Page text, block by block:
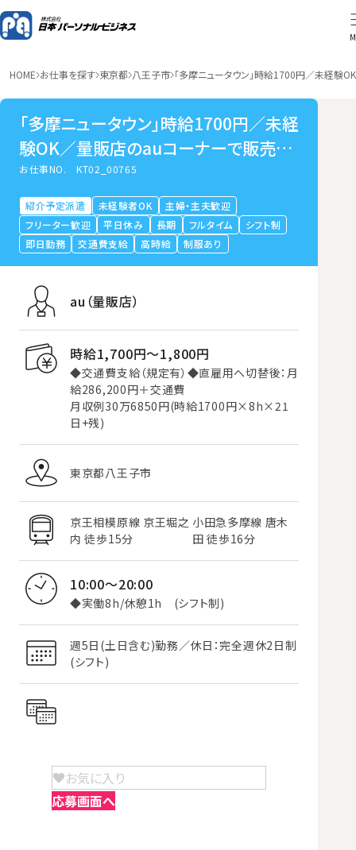
HOME お仕事を探す 東京都 八王子市 「多摩ニュータウン」時給1700円／未経験
「多摩ニュータウン」時給1700円／未経
験OK／量販店のauコーナーで販売・
接客
お仕事NO.KT02_00765
紹介予定派遣 未経験者OK
主婦・主夫歓迎
フリーター歓迎
平日休み 長期 フルタイム
シフト制
即日勤務
交通費支給 高時給 制服あり
au（量販店）
時給1,700円〜1,800円
◆交通費支給（規定有）◆直雇用へ切替後：月
給286,200円＋交通費
月収例30万6850円(時給1700円×8h×21
日+残)
東京都八王子市
京王相模原線 京王堀之
内 徒歩15分
小田急多摩線 唐木
田 徒歩16分
10:00～20:00
◆実働8h/休憩1h (シフト制)
週5日(土日含む)勤務／休日：完全週休2日制
(シフト)
お気に入り
応募画面へ